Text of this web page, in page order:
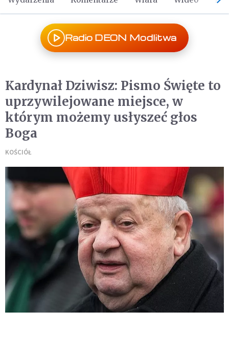
Radio DEON Modlitwa
Kardynał Dziwisz: Pismo Święte to
uprzywilejowane miejsce, w
którym możemy usłyszeć głos
Boga
KOŚCIÓŁ